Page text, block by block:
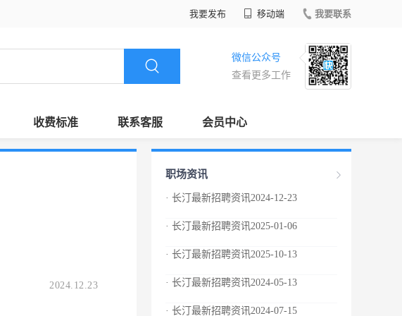
我要发布 移动端 我要联系
微信公众号
查看更多工作
收费标准 联系客服 会员中心
2024.12.23
职场资讯
· 长汀最新招聘资讯2024-12-23
· 长汀最新招聘资讯2025-01-06
· 长汀最新招聘资讯2025-10-13
· 长汀最新招聘资讯2024-05-13
· 长汀最新招聘资讯2024-07-15